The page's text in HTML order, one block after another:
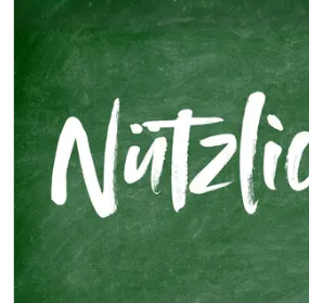
Fragen zum
die Projektverantwortliche des
Annette Vogel, Telefon 09 21-2
annette.vogel@bayernwerk.de.
Weitere Informationen erhalten
Beschreibung